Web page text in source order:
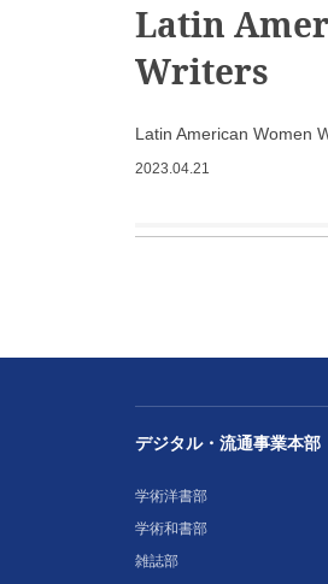
Latin
Writers
Latin American Women
2023.04.21
デジタル・流通事業本部
学術洋書部
学術和書部
雑誌部